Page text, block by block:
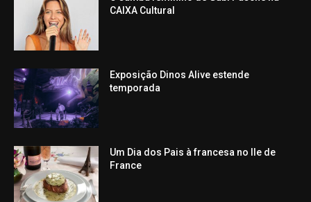
CAIXA Cultural
Exposição Dinos Alive estende
temporada
Um Dia dos Pais à francesa no Ile de
France